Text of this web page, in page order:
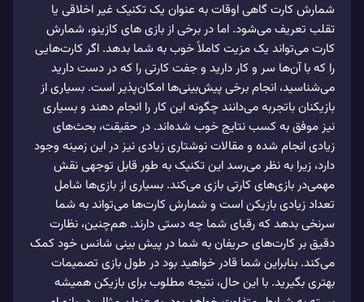
شمارش کارت گاهی اوقات به عنوان یک تکنیک غیر اخلاقی یا
تقلب تعریف می‌‌شود. اما در برخی از بازی‌ های کازینو، شمارش
کارت می‌‌تواند یک مزیت کاملاً خوب به شما بدهد. اگر کارت‌هایی
را که با آن‌ها سر و کار دارید و جفت کارتی را که در دست دارید
می‌‌شناسید، انجام برخی پیش‌بینی‌ها امکان‌پذیر است. بسیاری از
بازیکنان باتجربه می‌‌دانند چگونه این کار را انجام دهند و بسیاری
نیز موفق به کسب نتایج خوب شده‌اند. در حقیقت، بحث‌های
زیادی انجام شده‌ و مقالات نوشتاری زیادی نیز در این زمینه وجود
دارد، زیرا به نظر می‌‌رسد این تکنیک به طور قابل توجهی نقش
مهمی‌‌در بازی‌های کارتی بازی می‌‌کند. بسیاری از بازی‌ها شامل
تعداد زیادی بازیکن است و شمارش کارت‌ها می‌‌تواند به شما
سرنخی بدهد که رقبای شما چه دستی دارند. هم‌چنین، نظارت
دقیق بر کارت‌های حریفان به شما در پیش بینی شانس خود کمک
می‌‌کند. بنابراین شما قادر خواهید بود در طول بازی تصمیمات
بهتری بگیرید. با این حال، نتیجه مطلوب برای بازیکن همیشه